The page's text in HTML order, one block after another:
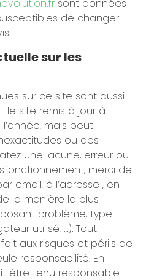
sont données
de changer
sur les
sur ce site sont aussi
le site remis à jour à
mais peut
ou des
une lacune, erreur ou
merci de
email, à l’adresse , en
la manière la plus
problème, type
utilisé, …). Tout
aux risques et périls de
responsabilité. En
être tenu responsable